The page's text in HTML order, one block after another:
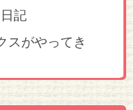
記
スがやってき